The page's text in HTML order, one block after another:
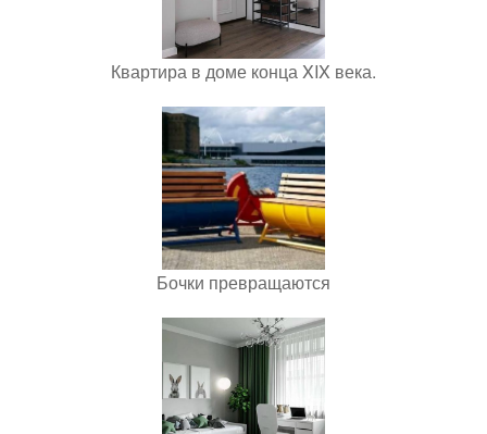
Квартира в доме конца XIX века.
Бочки превращаются